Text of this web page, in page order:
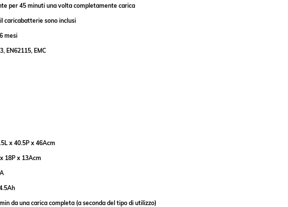
per 45 minuti una volta completamente carica
caricabatterie sono inclusi
mesi
EN62115, EMC
x 40.5P x 46Acm
18P x 13Acm
da una carica completa (a seconda del tipo di utilizzo)